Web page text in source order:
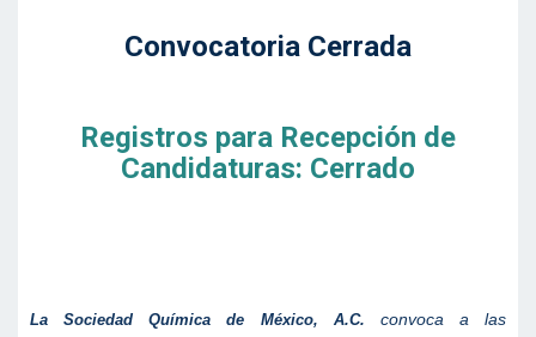
Convocatoria Cerrada
Registros para Recepción de
Candidaturas: Cerrado
La Sociedad Química de México, A.C. convoca a las